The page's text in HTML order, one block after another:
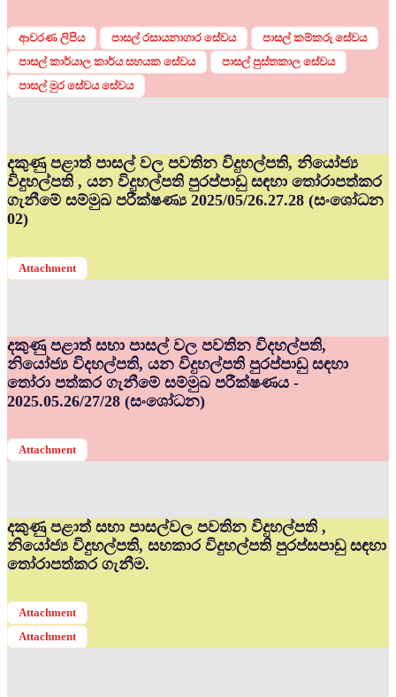
ආවරණ ලිපිය පාසල් රසායනාගාර සේවය
පාසල් කම්කරු සේවය
පාසල් කාර්යාල කාර්ය සහයක සේවය
පාසල් පුස්තකාල සේවය
පාසල් මුර සේවය සේවය
දකුණු පළාත් පාසල් වල පවතින විදුහල්පති, නියෝජ්‍ය
විදුහල්පති , යන විදුහල්පති පුරප්පාඩු සඳහා තෝරාපත්කර
ගැනීමේ සම්මුඛ පරීක්ෂණ්‍ය 2025/05/26.27.28 (සංශෝධන
02)
Attachment
දකුණු පළාත් සභා පාසල් වල පවතින විදහල්පති,
නියෝජ්‍ය විදහල්පති, යන විදුහල්පති පුරප්පාඩු සඳහා
තෝරා පත්කර ගැනීමේ සම්මුඛ පරීක්ෂණය -
2025.05.26/27/28 (සංශෝධන)
Attachment
දකුණු පළාත් සභා පාසල්වල පවතින විදුහල්පති ,
නියෝජ්‍ය විදුහල්පති, සහකාර විදුහල්පති පුරප්සපාඩු සඳහා
තෝරාපත්කර ගැනීම.
Attachment
Attachment